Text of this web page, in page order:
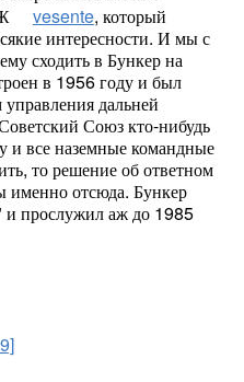
vesente, который
интересности. И мы с
сходить в Бункер на
в 1956 году и был
дальней
Союз кто-нибудь
и все наземные командные
то решение об ответном
именно отсюда. Бункер
и прослужил аж до 1985